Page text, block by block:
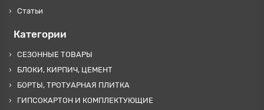
Статьи
Категории
СЕЗОННЫЕ ТОВАРЫ
БЛОКИ, КИРПИЧ, ЦЕМЕНТ
БОРТЫ, ТРОТУАРНАЯ ПЛИТКА
ГИПСОКАРТОН И КОМПЛЕКТУЮЩИЕ